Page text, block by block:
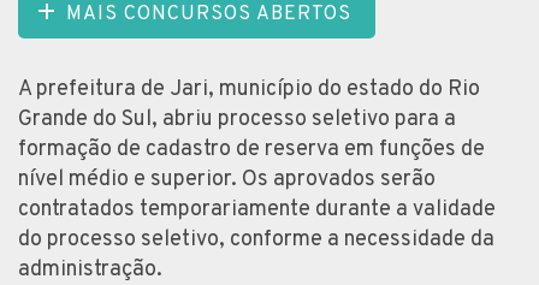
MAIS CONCURSOS ABERTOS
A prefeitura de Jari, município do estado do Rio
Grande do Sul, abriu processo seletivo para a
formação de cadastro de reserva em funções de
nível médio e superior. Os aprovados serão
contratados temporariamente durante a validade
do processo seletivo, conforme a necessidade da
administração.